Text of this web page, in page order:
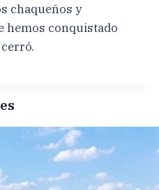
chaqueños y
hemos conquistado